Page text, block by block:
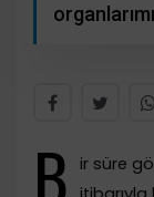
B
ir süre